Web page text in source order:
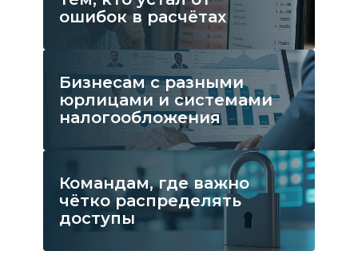
ошибок в расчётах
Бизнесам с разными
юрлицами и системами
налогообложения
Командам, где важно
чётко распределять
доступы